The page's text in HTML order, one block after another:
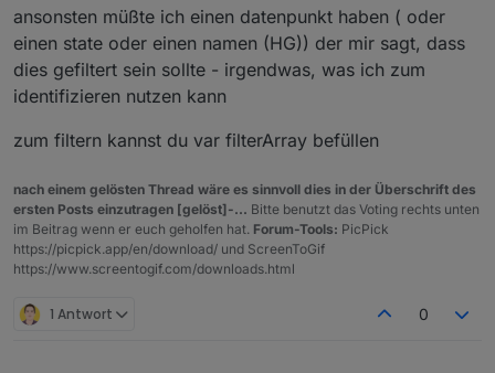
Es ist alles gut, nur die Heizgruppen (die letzten
4 mit HG) sollten aus meiner Sicht nicht drinnen
sein, da alle Komponenten schon oben dabei
Komponente rot ist - da bin ich noch am
Forschen wieso, da ist irgendwo noch ein anders
ansonsten müßte ich einen datenpunkt haben ( oder
einen state oder einen namen (HG)) der mir sagt, dass
dies gefiltert sein sollte - irgendwas, was ich zum
identifizieren nutzen kann
zum filtern kannst du var filterArray befüllen
nach einem gelösten Thread wäre es sinnvoll dies in der Überschrift des
ersten Posts einzutragen [gelöst]-... Bitte benutzt das Voting rechts unten
im Beitrag wenn er euch geholfen hat. Forum-Tools: PicPick
https://picpick.app/en/download/ und ScreenToGif
https://www.screentogif.com/downloads.html
1 Antwort 0